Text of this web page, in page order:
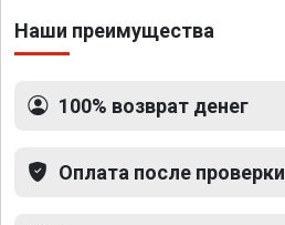
Наши преимущества
100% возврат денег
Оплата после проверки